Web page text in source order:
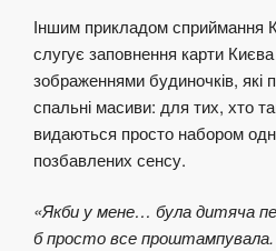
Іншим прикладом сприймання
слугує заповнення карти
зображеннями будиночків, які
спальні масиви: для тих, хто
видаються просто набором
позбавлених сенсу.
«Якби у мене… була дитяча
б просто все